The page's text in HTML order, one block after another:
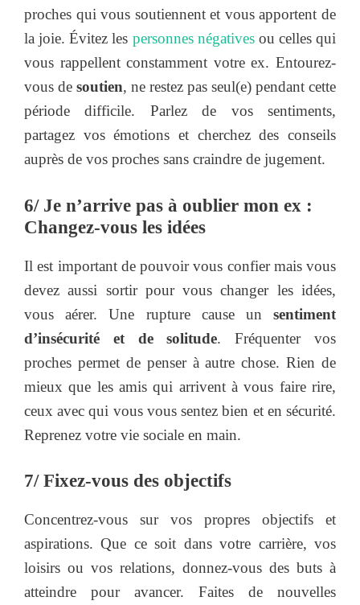
proches qui vous soutiennent et vous apportent de
la joie. Évitez les personnes négatives ou celles qui
vous rappellent constamment votre ex. Entourez-
vous de soutien, ne restez pas seul(e) pendant cette
période difficile. Parlez de vos sentiments,
partagez vos émotions et cherchez des conseils
auprès de vos proches sans craindre de jugement.
6/ Je n’arrive pas à oublier mon ex :
Changez-vous les idées
Il est important de pouvoir vous confier mais vous
devez aussi sortir pour vous changer les idées,
vous aérer. Une rupture cause un sentiment
d’insécurité et de solitude. Fréquenter vos
proches permet de penser à autre chose. Rien de
mieux que les amis qui arrivent à vous faire rire,
ceux avec qui vous vous sentez bien et en sécurité.
Reprenez votre vie sociale en main.
7/ Fixez-vous des objectifs
Concentrez-vous sur vos propres objectifs et
aspirations. Que ce soit dans votre carrière, vos
loisirs ou vos relations, donnez-vous des buts à
atteindre pour avancer. Faites de nouvelles